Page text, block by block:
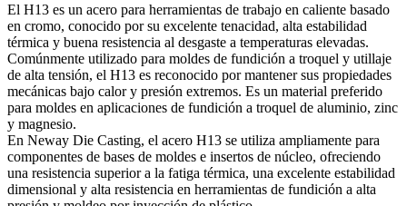
El H13 es un acero para herramientas de trabajo en caliente basado
en cromo, conocido por su excelente tenacidad, alta estabilidad
térmica y buena resistencia al desgaste a temperaturas elevadas.
Comúnmente utilizado para moldes de fundición a troquel y utillaje
de alta tensión, el H13 es reconocido por mantener sus propiedades
mecánicas bajo calor y presión extremos. Es un material preferido
para moldes en aplicaciones de fundición a troquel de aluminio, zinc
y magnesio.
En Neway Die Casting, el acero H13 se utiliza ampliamente para
componentes de bases de moldes e insertos de núcleo, ofreciendo
una resistencia superior a la fatiga térmica, una excelente estabilidad
dimensional y alta resistencia en herramientas de fundición a alta